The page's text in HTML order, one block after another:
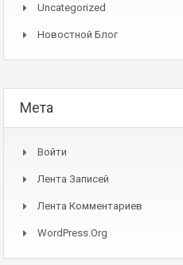
Uncategorized
Новостной Блог
Мета
Войти
Лента Записей
Лента Комментариев
WordPress.org